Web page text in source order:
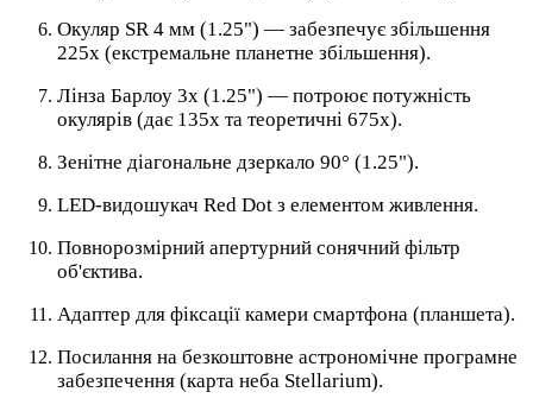
Окуляр SR 4 мм (1.25") — забезпечує збільшення
225х (екстремальне планетне збільшення).
Лінза Барлоу 3х (1.25") — потроює потужність
окулярів (дає 135х та теоретичні 675х).
Зенітне діагональне дзеркало 90° (1.25").
LED-видошукач Red Dot з елементом живлення.
Повнорозмірний апертурний сонячний фільтр
об'єктива.
Адаптер для фіксації камери смартфона (планшета).
Посилання на безкоштовне астрономічне програмне
забезпечення (карта неба Stellarium).